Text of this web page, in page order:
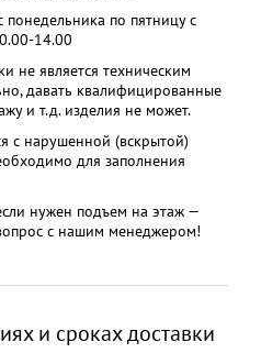
понедельника по пятницу с
14.00
не является техническим
давать квалифицированные
и т.д. изделия не может.
с нарушенной (вскрытой)
для заполнения
нужен подъем на этаж —
с нашим менеджером!
и сроках доставки